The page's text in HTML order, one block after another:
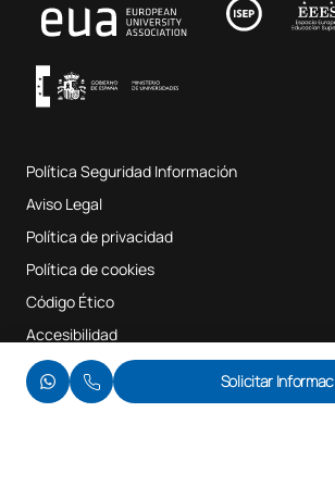
Música y Artes Escénicas
Aulas de Música
Condiciones y términos del servicio
Sistema interno de garantía de calidad
Mapa del sitio web
© UAX 2026
Política Seguridad Información
Aviso Legal
Política de privacidad
Política de cookies
Código Ético
Accesibilidad
Solicitar